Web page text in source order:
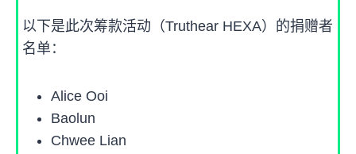
以下是此次筹款活动（Truthear HEXA）的捐赠者
名单：
Alice Ooi
Baolun
Chwee Lian